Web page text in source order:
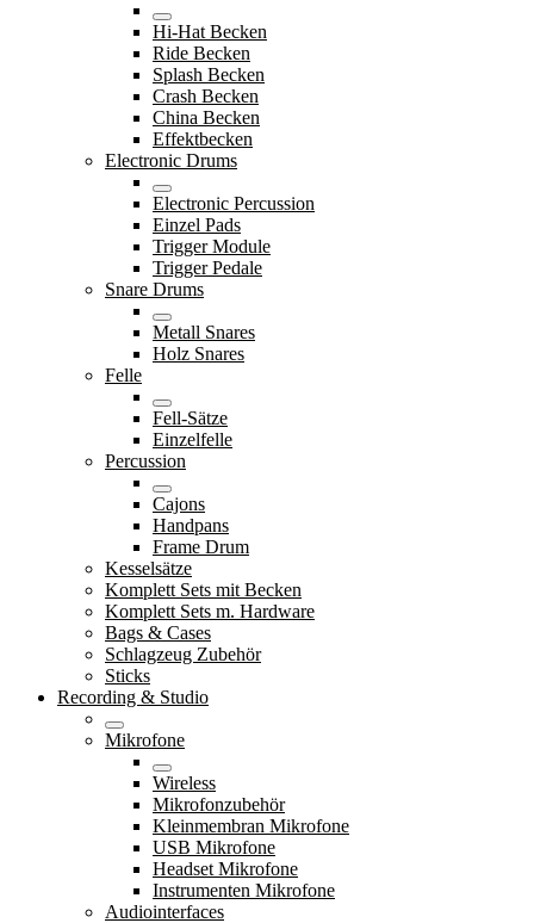
Hi-Hat Becken
Ride Becken
Splash Becken
Crash Becken
China Becken
Effektbecken
Electronic Drums
Electronic Percussion
Einzel Pads
Trigger Module
Trigger Pedale
Snare Drums
Metall Snares
Holz Snares
Felle
Fell-Sätze
Einzelfelle
Percussion
Cajons
Handpans
Frame Drum
Kesselsätze
Komplett Sets mit Becken
Komplett Sets m. Hardware
Bags & Cases
Schlagzeug Zubehör
Sticks
Recording & Studio
Mikrofone
Wireless
Mikrofonzubehör
Kleinmembran Mikrofone
USB Mikrofone
Headset Mikrofone
Instrumenten Mikrofone
Audiointerfaces